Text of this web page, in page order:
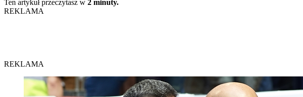
Ten artykuł przeczytasz w 2 minuty.
REKLAMA
REKLAMA